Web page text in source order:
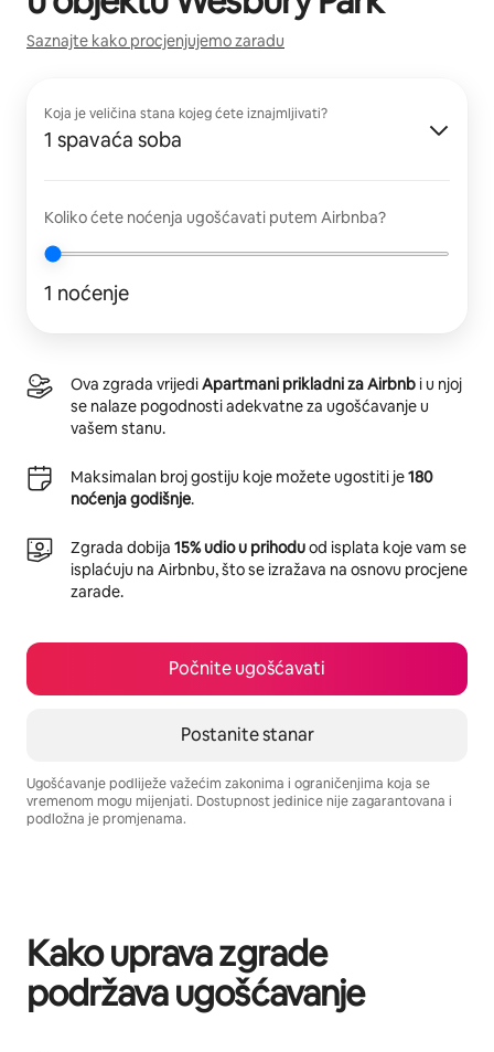
Saznajte kako procjenjujemo zaradu
Koja je veličina stana kojeg ćete iznajmljivati?
1 spavaća soba
Koliko ćete noćenja ugošćavati putem Airbnba?
1 noćenje
Ova zgrada vrijediApartmani prikladni za Airbnb i u njoj
se nalaze pogodnosti adekvatne za ugošćavanje u
vašem stanu.
Maksimalan broj gostiju koje možete ugostiti je180
noćenja godišnje.
Zgrada dobija 15% udio u prihoduod isplata koje vam se
isplaćuju na Airbnbu, što se izražava na osnovu procjene
zarade.
Počnite ugošćavati
Postanite stanar
Ugošćavanje podliježe važećim zakonima i ograničenjima koja se
vremenom mogu mijenjati. Dostupnost jedinice nije zagarantovana i
podložna je promjenama.
Kako uprava zgrade
podržava ugošćavanje